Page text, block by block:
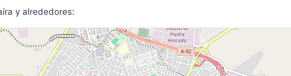
y alrededores: